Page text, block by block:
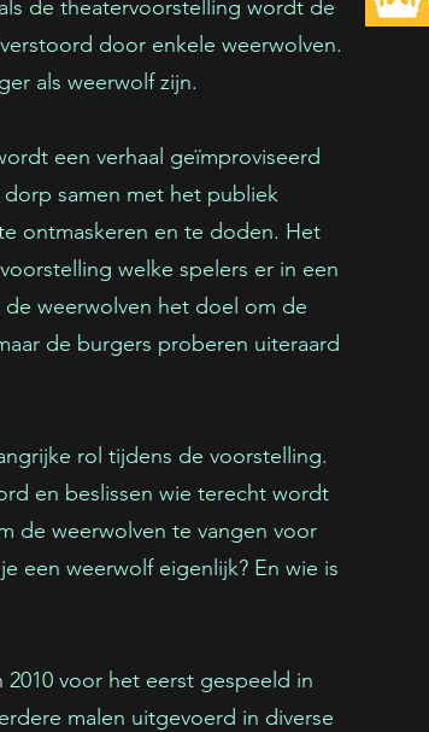
de theatervoorstelling wordt de
door enkele weerwolven.
als weerwolf zijn.
een verhaal geïmproviseerd
samen met het publiek
ontmaskeren en te doden. Het
welke spelers er in een
weerwolven het doel om de
de burgers proberen uiteraard
rol tijdens de voorstelling.
en beslissen wie terecht wordt
de weerwolven te vangen voor
een weerwolf eigenlijk? En wie is
voor het eerst gespeeld in
malen uitgevoerd in diverse